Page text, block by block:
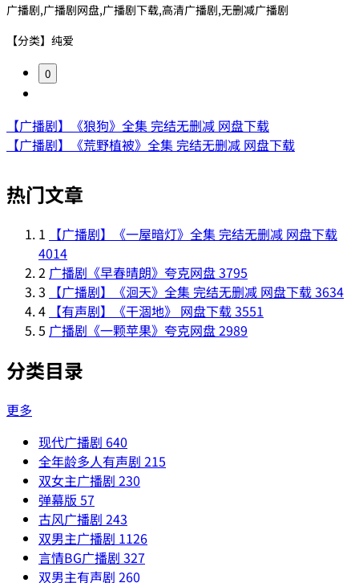
广播剧,广播剧网盘,广播剧下载,高清广播剧,无删减广播剧
【分类】纯爱
0
【广播剧】《狼狗》全集 完结无删减 网盘下载
【广播剧】《荒野植被》全集 完结无删减 网盘下载
热门文章
1
【广播剧】《一屋暗灯》全集 完结无删减 网盘下载
4014
2 广播剧《早春晴朗》夸克网盘3795
3
【广播剧】《洄天》全集 完结无删减 网盘下载3634
4 【有声剧】《干涸地》 网盘下载3551
5 广播剧《一颗苹果》夸克网盘2989
分类目录
更多
现代广播剧 640
全年龄多人有声剧 215
双女主广播剧 230
弹幕版 57
古风广播剧 243
双男主广播剧 1126
言情BG广播剧 327
双男主有声剧 260